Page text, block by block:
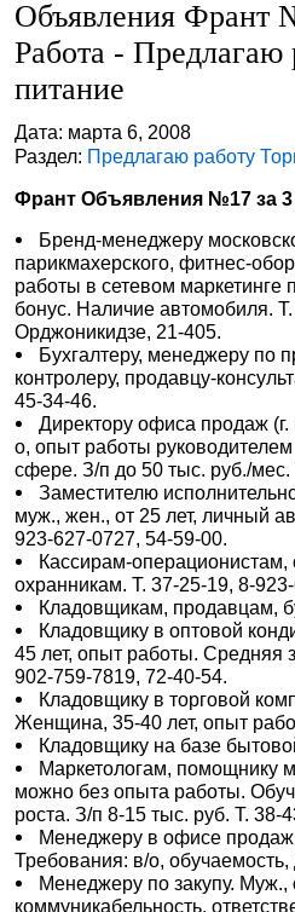
Объявления Франт
Работа - Предлагаю
питание
Дата: марта 6, 2008
Раздел: Предлагаю работу
Франт Объявления №17 за 3
Бренд-менеджеру
парикмахерского, фитнес-
работы в сетевом маркетинге
бонус. Наличие автомобиля.
Орджоникидзе, 21-405.
Бухгалтеру, менеджеру по
контролеру, продавцу-
45-34-46.
Директору офиса продаж
о, опыт работы
сфере. З/п до 50 тыс. руб./
Заместителю
муж., жен., от 25 лет, личный
923-627-0727, 54-59-00.
Кассирам-
охранникам. Т. 37-25-19, 8-
Кладовщикам, продавцам,
Кладовщику в оптовой
45 лет, опыт работы. Средняя
902-759-7819, 72-40-54.
Кладовщику в торговой
Женщина, 35-40 лет, опыт
Кладовщику на базе
Маркетологам, помощнику
можно без опыта работы.
роста. З/п 8-15 тыс. руб. Т. 38-
Менеджеру в офисе продаж
Требования: в/о,
Менеджеру по закупу. Муж.,
коммуникабельность,